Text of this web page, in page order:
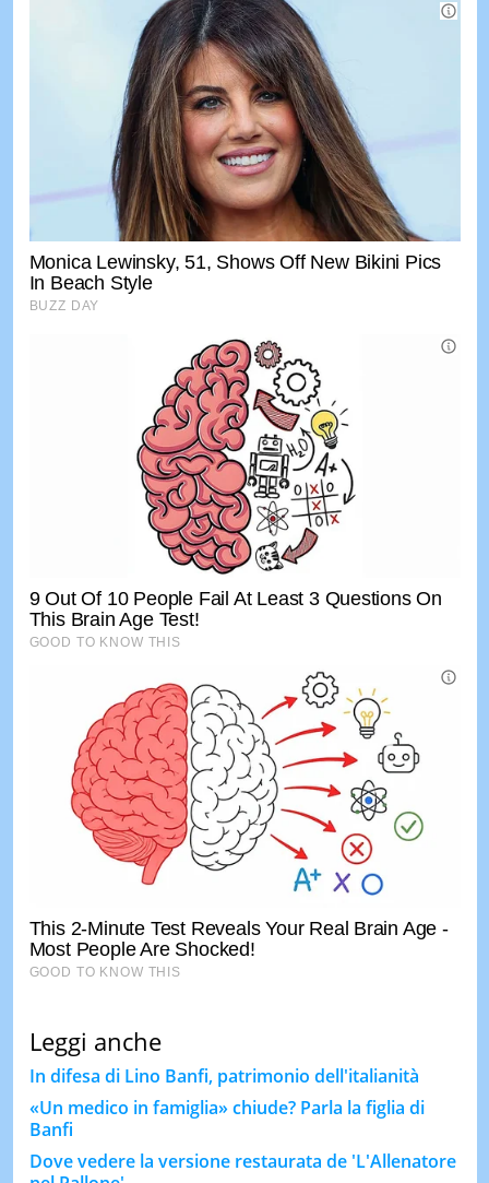
Leggi anche
In difesa di Lino Banfi, patrimonio dell'italianità
«Un medico in famiglia» chiude? Parla la figlia di
Banfi
Dove vedere la versione restaurata de 'L'Allenatore